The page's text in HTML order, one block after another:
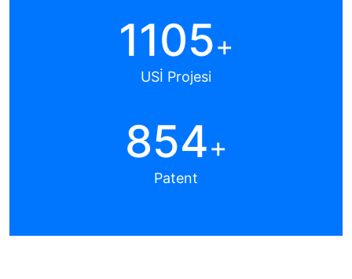
1105+
USİ Projesi
854+
Patent